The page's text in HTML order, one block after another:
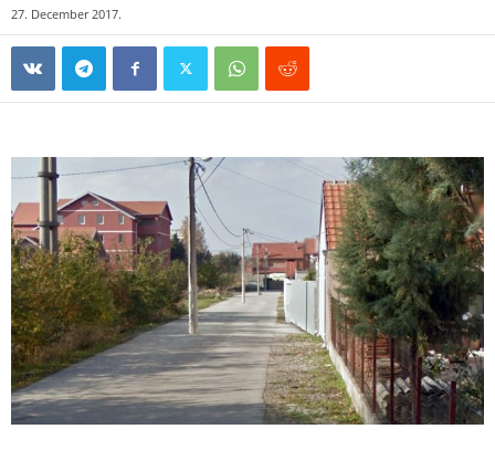
27. December 2017.